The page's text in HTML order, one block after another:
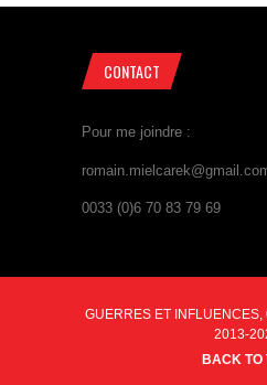
CONTACT
Pour me joindre :
0033 (0)6 70 83 79 69
GUERRES ET
2013-
BACK TO